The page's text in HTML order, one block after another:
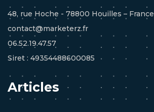
48, rue Hoche - 78800 Houilles – France
contact@marketerz.fr
06.52.19.47.57
Siret : 49354488600085
Articles